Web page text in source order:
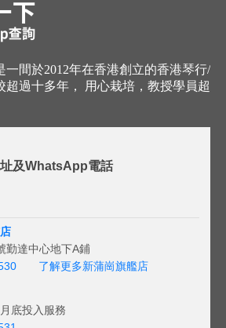
一間於2012年在香港創立的香港琴行/
超過十多年， 用心栽培，教授學員超
及WhatsApp電話
勤達中心地下A鋪
了解更多新蒲崗旗艦店
底投入服務